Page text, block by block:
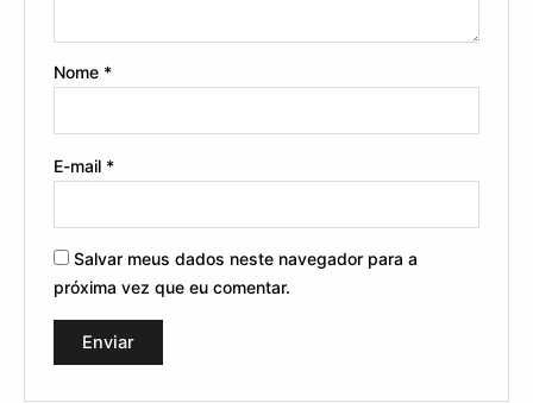
Nome *
E-mail *
Salvar meus dados neste navegador para a
próxima vez que eu comentar.